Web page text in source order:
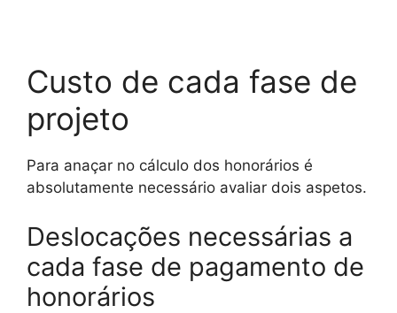
Custo de cada fase de
projeto
Para anaçar no cálculo dos honorários é
absolutamente necessário avaliar dois aspetos.
Deslocações necessárias a
cada fase de pagamento de
honorários